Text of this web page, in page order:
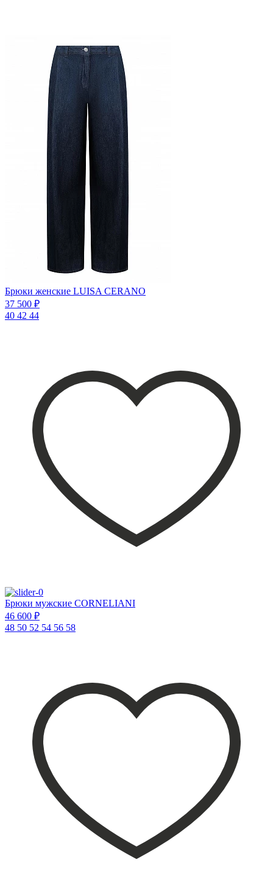
Брюки женские LUISA CERANO
37 500 ₽
40 42 44
Брюки мужские CORNELIANI
46 600 ₽
48 50 52 54 56 58